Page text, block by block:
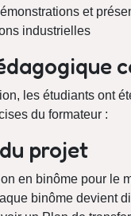
et
industrielles
les étudiants ont
du formateur :
projet
en binôme pour le
binôme devient